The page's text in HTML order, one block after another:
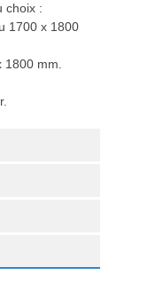
choix :
1700 x 1800
mm.